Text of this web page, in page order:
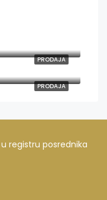
PRODAJA
PRODAJA
registru posrednika